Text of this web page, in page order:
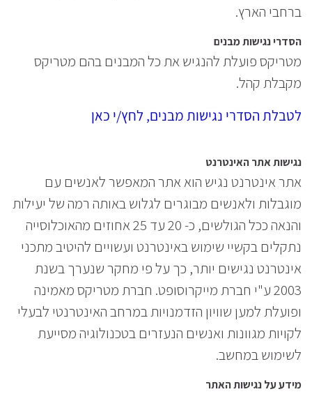
ברחבי הארץ.
הסדרי נגישות מבנים
מטריקס פועלת להנגיש את כל המבנים בהם מטריקס
מקבלת קהל.
לטבלת הסדרי נגישות מבנים, לחץ/י כאן
נגישות אתר האינטרנט
אתר אינטרנט נגיש הוא אתר המאפשר לאנשים עם
מוגבלות ולאנשים מבוגרים לגלוש באותה רמה של יעילות
והנאה ככל הגולשים, כ- 20 עד 25 אחוזים מהאוכלוסייה
נתקלים בקשיי שימוש באינטרנט ועשויים להיטיב מתכני
אינטרנט נגישים יותר, כך על פי מחקר שנערך בשנת
2003 ע"י חברת מייקרוסופט. חברת מטריקס מאמינה
ופועלת למען שוויון הזדמנויות במרחב האינטרנטי לבעלי
לקויות מגוונות ואנשים הנעזרים בטכנולוגיה מסייעת
לשימוש במחשב.
מידע על נגישות האתר